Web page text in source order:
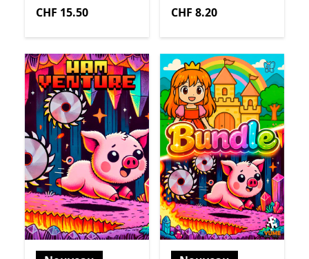
CHF 15.50
CHF 15.50
CHF 8.20
CHF 8.20